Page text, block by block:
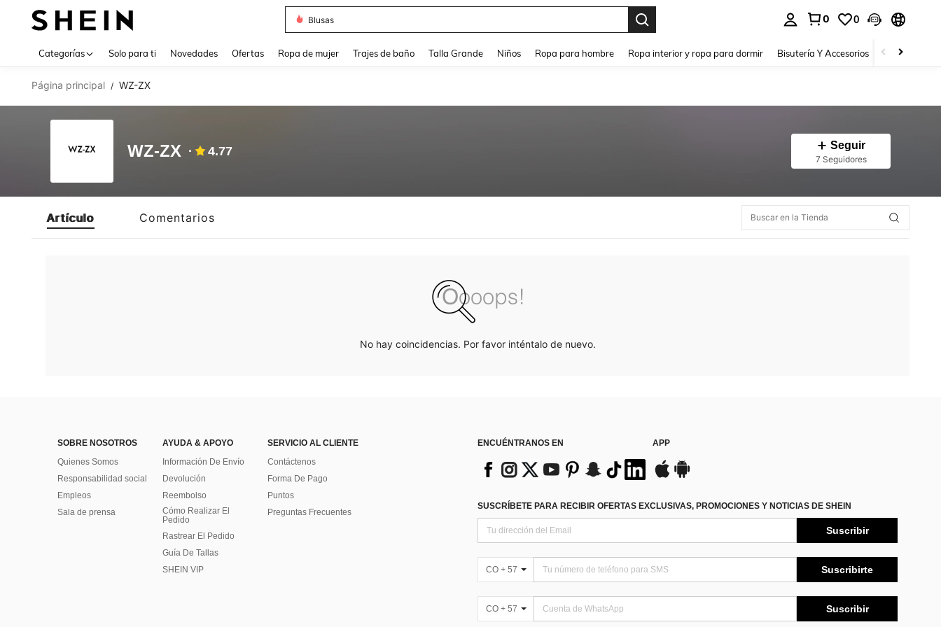
Blusas
0 0
Categorías Solo para ti Novedades Ofertas Ropa de mujer Trajes de baño Talla Grande Niños Ropa para hombre Ropa interior y ropa para dormir Bisutería Y Accesorios Zapatos
Página principal / WZ-ZX
WZ-ZX 4.77 Seguir
7 Seguidores
Artículo Comentarios
No hay coincidencias. Por favor inténtalo de nuevo.
SOBRE NOSOTROS
Quienes Somos
Responsabilidad social
Empleos
Sala de prensa
AYUDA & APOYO
Información De Envío
Devolución
Reembolso
Cómo Realizar El
Pedido
Rastrear El Pedido
Guía De Tallas
SHEIN VIP
SERVICIO AL CLIENTE
Contáctenos
Forma De Pago
Puntos
Preguntas Frecuentes
ENCUÉNTRANOS EN APP
SUSCRÍBETE PARA RECIBIR OFERTAS EXCLUSIVAS, PROMOCIONES Y NOTICIAS DE SHEIN
Suscribir
CO + 57 Suscribirte
CO + 57 Suscribir